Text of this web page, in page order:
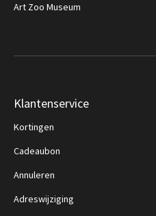
Art Zoo Museum
Klantenservice
Kortingen
Cadeaubon
Annuleren
Adreswijziging